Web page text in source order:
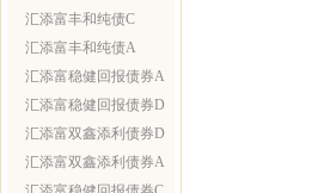
汇添富丰和纯债C
汇添富丰和纯债A
汇添富稳健回报债券A
汇添富稳健回报债券D
汇添富双鑫添利债券D
汇添富双鑫添利债券A